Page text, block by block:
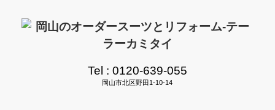
Tel : 0120-639-055
岡山市北区野田1-10-14